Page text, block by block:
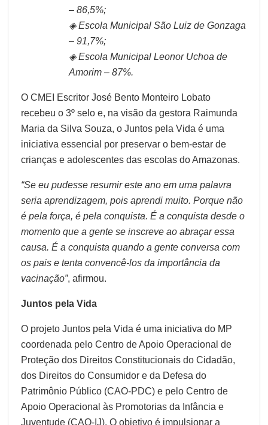
– 86,5%;
◈ Escola Municipal São Luiz de Gonzaga
– 91,7%;
◈ Escola Municipal Leonor Uchoa de
Amorim – 87%.
O CMEI Escritor José Bento Monteiro Lobato
recebeu o 3º selo e, na visão da gestora Raimunda
Maria da Silva Souza, o Juntos pela Vida é uma
iniciativa essencial por preservar o bem-estar de
crianças e adolescentes das escolas do Amazonas.
“Se eu pudesse resumir este ano em uma palavra
seria aprendizagem, pois aprendi muito. Porque não
é pela força, é pela conquista. É a conquista desde o
momento que a gente se inscreve ao abraçar essa
causa. É a conquista quando a gente conversa com
os pais e tenta convencê-los da importância da
vacinação”, afirmou.
Juntos pela Vida
O projeto Juntos pela Vida é uma iniciativa do MP
coordenada pelo Centro de Apoio Operacional de
Proteção dos Direitos Constitucionais do Cidadão,
dos Direitos do Consumidor e da Defesa do
Patrimônio Público (CAO-PDC) e pelo Centro de
Apoio Operacional às Promotorias da Infância e
Juventude (CAO-IJ). O objetivo é impulsionar a